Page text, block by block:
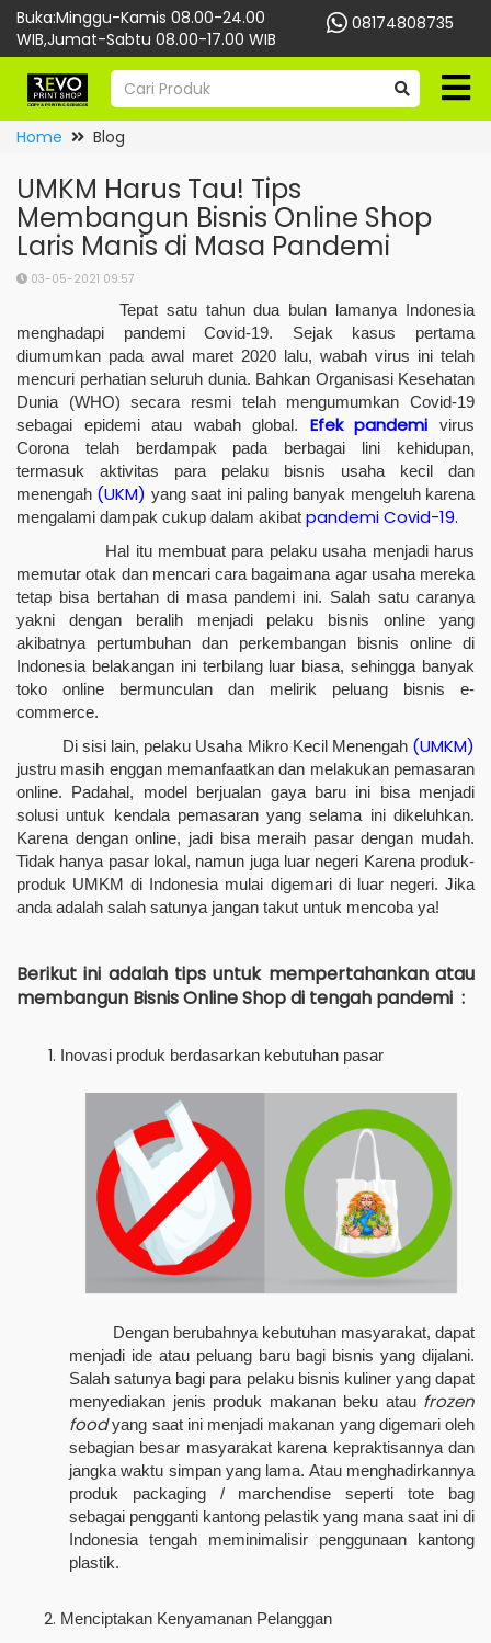
Buka:Minggu-Kamis 08.00-24.00
WIB,Jumat-Sabtu 08.00-17.00 WIB
08174808735
Home Blog
UMKM Harus Tau! Tips
Membangun Bisnis Online Shop
Laris Manis di Masa Pandemi
03-05-2021 09:57
Tepat satu tahun dua bulan lamanya Indonesia
menghadapi pandemi Covid-19. Sejak kasus pertama
diumumkan pada awal maret 2020 lalu, wabah virus ini telah
mencuri perhatian seluruh dunia. Bahkan Organisasi Kesehatan
Dunia (WHO) secara resmi telah mengumumkan Covid-19
sebagai epidemi atau wabah global. Efek pandemi virus
Corona telah berdampak pada berbagai lini kehidupan,
termasuk aktivitas para pelaku bisnis usaha kecil dan
menengah (UKM) yang saat ini paling banyak mengeluh karena
mengalami dampak cukup dalam akibat pandemi Covid-19.
Hal itu membuat para pelaku usaha menjadi harus
memutar otak dan mencari cara bagaimana agar usaha mereka
tetap bisa bertahan di masa pandemi ini. Salah satu caranya
yakni dengan beralih menjadi pelaku bisnis online yang
akibatnya pertumbuhan dan perkembangan bisnis online di
Indonesia belakangan ini terbilang luar biasa, sehingga banyak
toko online bermunculan dan melirik peluang bisnis e-
commerce.
Di sisi lain, pelaku Usaha Mikro Kecil Menengah (UMKM)
justru masih enggan memanfaatkan dan melakukan pemasaran
online. Padahal, model berjualan gaya baru ini bisa menjadi
solusi untuk kendala pemasaran yang selama ini dikeluhkan.
Karena dengan online, jadi bisa meraih pasar dengan mudah.
Tidak hanya pasar lokal, namun juga luar negeri Karena produk-
produk UMKM di Indonesia mulai digemari di luar negeri. Jika
anda adalah salah satunya jangan takut untuk mencoba ya!
Berikut ini adalah tips untuk mempertahankan atau
membangun Bisnis Online Shop di tengah pandemi :
Inovasi produk berdasarkan kebutuhan pasar
Dengan berubahnya kebutuhan masyarakat, dapat
menjadi ide atau peluang baru bagi bisnis yang dijalani.
Salah satunya bagi para pelaku bisnis kuliner yang dapat
menyediakan jenis produk makanan beku atau frozen
foodyang saat ini menjadi makanan yang digemari oleh
sebagian besar masyarakat karena kepraktisannya dan
jangka waktu simpan yang lama. Atau menghadirkannya
produk packaging / marchendise seperti tote bag
sebagai pengganti kantong pelastik yang mana saat ini di
Indonesia tengah meminimalisir penggunaan kantong
plastik.
Menciptakan Kenyamanan Pelanggan